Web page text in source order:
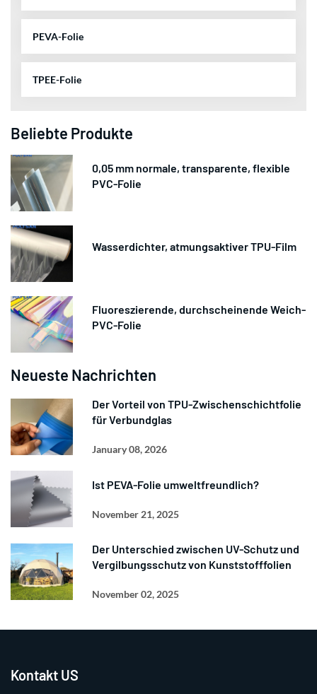
PEVA-Folie
TPEE-Folie
Beliebte Produkte
0,05 mm normale, transparente, flexible
PVC-Folie
Wasserdichter, atmungsaktiver TPU-Film
Fluoreszierende, durchscheinende Weich-
PVC-Folie
Neueste Nachrichten
Der Vorteil von TPU-Zwischenschichtfolie
für Verbundglas
January 08, 2026
Ist PEVA-Folie umweltfreundlich?
November 21, 2025
Der Unterschied zwischen UV-Schutz und
Vergilbungsschutz von Kunststofffolien
November 02, 2025
Kontakt US